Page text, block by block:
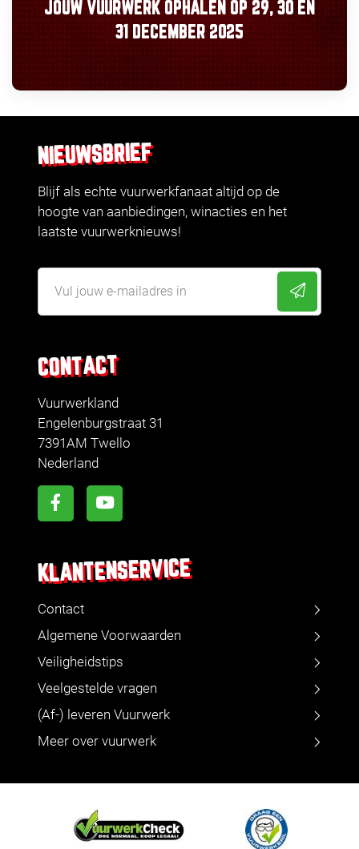
JOUW VUURWERK OPHALEN OP 29, 30 EN
31 DECEMBER 2025
CONTACT
Vuurwerkland
Engelenburgstraat 31
7391AM Twello
Nederland
KLANTENSERVICE
Contact
Algemene Voorwaarden
Veiligheidstips
Veelgestelde vragen
(Af-) leveren Vuurwerk
Meer over vuurwerk
NIEUWSBRIEF
Blijf als echte vuurwerkfanaat altijd op de
hoogte van aanbiedingen, winacties en het
laatste vuurwerknieuws!